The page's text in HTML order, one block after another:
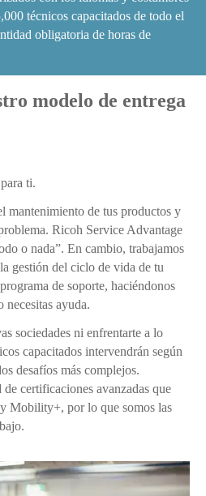
técnicos capacitados de todo el
obligatoria de horas de
modelo de entrega
ti.
mantenimiento de tus productos y
Ricoh Service Advantage
o nada”. En cambio, trabajamos
gestión del ciclo de vida de tu
de soporte, haciéndonos
necesitas ayuda.
sociedades ni enfrentarte a lo
capacitados intervendrán según
desafíos más complejos.
certificaciones avanzadas que
Mobility+, por lo que somos las